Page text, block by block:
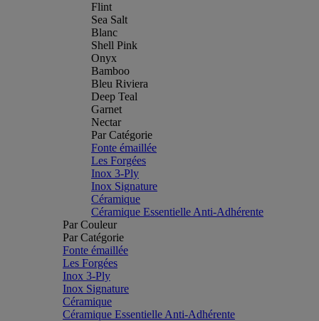
Flint
Sea Salt
Blanc
Shell Pink
Onyx
Bamboo
Bleu Riviera
Deep Teal
Garnet
Nectar
Par Catégorie
Fonte émaillée
Les Forgées
Inox 3-Ply
Inox Signature
Céramique
Céramique Essentielle Anti-Adhérente
Par Couleur
Par Catégorie
Fonte émaillée
Les Forgées
Inox 3-Ply
Inox Signature
Céramique
Céramique Essentielle Anti-Adhérente